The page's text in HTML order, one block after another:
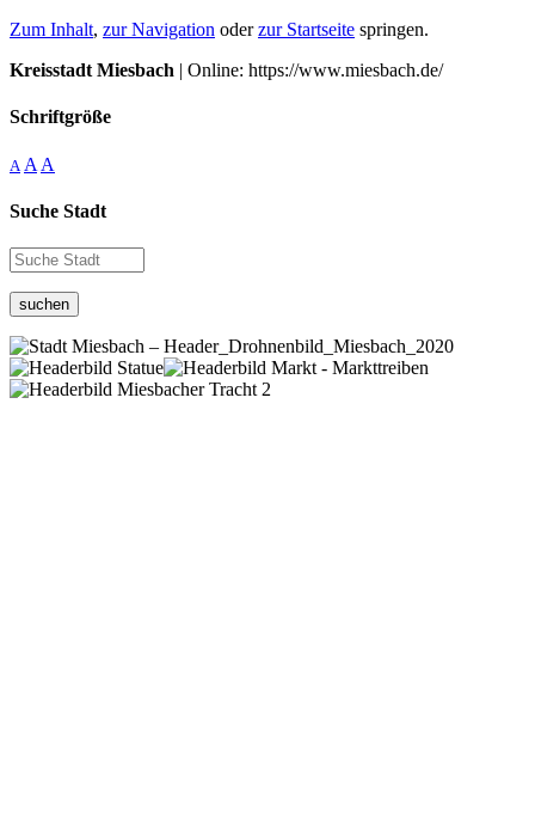
Zum Inhalt, zur Navigation oderzur Startseite springen.
Kreisstadt Miesbach | Online: https://www.miesbach.de/
Schriftgröße
A A A
Suche Stadt
suchen